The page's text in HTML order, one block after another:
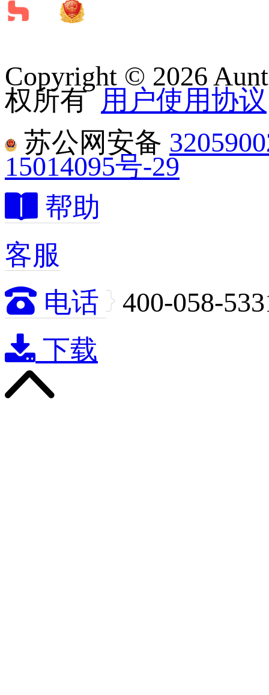
Copyright © 2026
权所有 用户使用协议
苏公网安备
15014095号-29

帮助
客服
 电话 400-058-
 下载
